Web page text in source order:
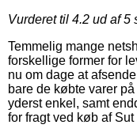
Vurderet til 4.2 ud af 5
Temmelig mange
forskellige former for
nu om dage at
bare de købte varer
yderst enkel, samt
for fragt ved køb af